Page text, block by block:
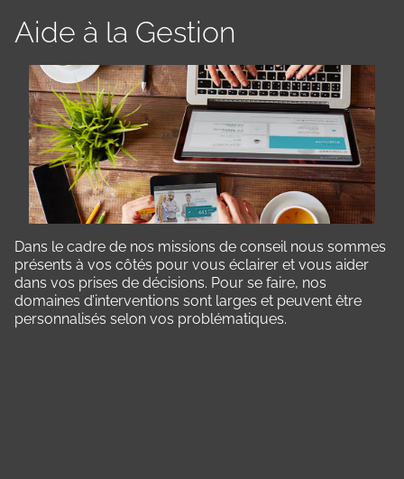
Aide à la Gestion
Dans le cadre de nos missions de conseil nous sommes
présents à vos côtés pour vous éclairer et vous aider
dans vos prises de décisions. Pour se faire, nos
domaines d’interventions sont larges et peuvent être
personnalisés selon vos problématiques.